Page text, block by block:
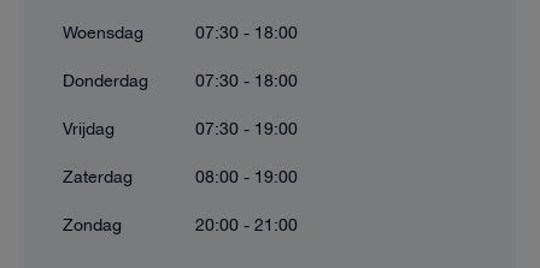
Woensdag
07:30 - 18:00
Donderdag
07:30 - 18:00
Vrijdag
07:30 - 19:00
Zaterdag
08:00 - 19:00
Zondag
20:00 - 21:00